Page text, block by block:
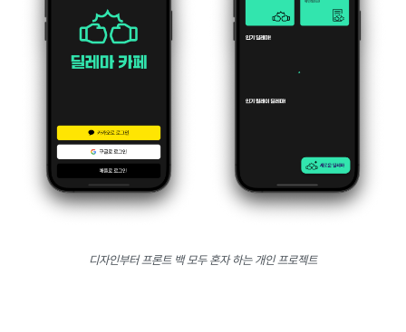
디자인부터 프론트 백 모두 혼자 하는 개인 프로젝트